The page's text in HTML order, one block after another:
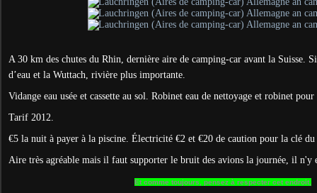
A 30 km des chutes du Rhin, dernière aire de camping-car avant la Suisse.
d’eau et la Wuttach, rivière plus importante.
Vidange eau usée et cassette au sol. Robinet eau de nettoyage et robinet
Tarif 2012.
€5 la nuit à payer à la piscine. Électricité €2 et €20 de caution pour la clé
Aire très agréable mais il faut supporter le bruit des avions la journée, il n'y
Et comme toujours, pensez à respecter cet endroit,